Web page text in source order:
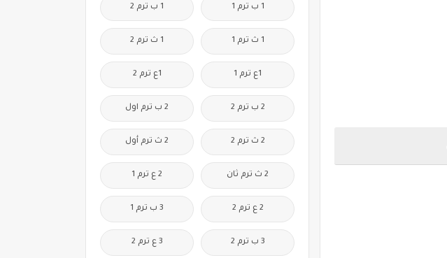
1 ب ترم 1 1 ب ترم 2
1 ث ترم 1 1 ث ترم 2
1ع ترم 1 1ع ترم 2
2 ب ترم 2 2 ب ترم اول
2 ث ترم 2 2 ث ترم أول
2 ث ترم ثان 2 ع ترم 1
2 ع ترم 2 3 ب ترم 1
3 ب ترم 2 3 ع ترم 2